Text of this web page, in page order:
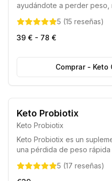
ayudándote a perder peso,
a tu estilo de vida habitual.
5 (15 reseñas)
39 € - 78 €
Comprar- Keto
Entrega Segura 50% de
Keto Probiotix
Keto Probiotix
Keto Probiotix es un
una pérdida de peso
reducir el apetito y acelerar
5 (17 reseñas)